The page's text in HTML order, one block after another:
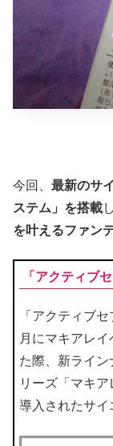
今回、 最新のサ
ステム」を搭載
を叶えるファン
「アクティブ
「アクティブ
月にマキアレ
た際、新ライ
リーズ「マキ
導入されたサイ